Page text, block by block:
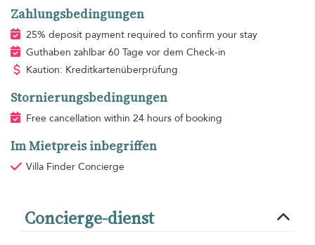
Zahlungsbedingungen
25% deposit payment required to confirm your stay
Guthaben zahlbar 60 Tage vor dem Check-in
Kaution: Kreditkartenüberprüfung
Stornierungsbedingungen
Free cancellation within 24 hours of booking
Im Mietpreis inbegriffen
Villa Finder Concierge
Concierge-dienst